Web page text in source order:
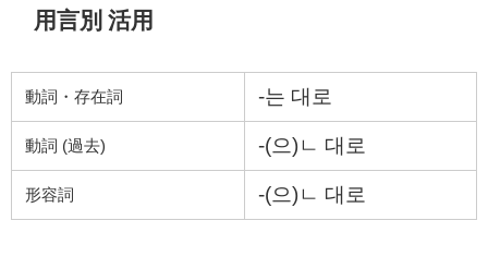
用言別 活用
動詞・存在詞 -는 대로
動詞 (過去) -(으)ㄴ 대로
形容詞 -(으)ㄴ 대로